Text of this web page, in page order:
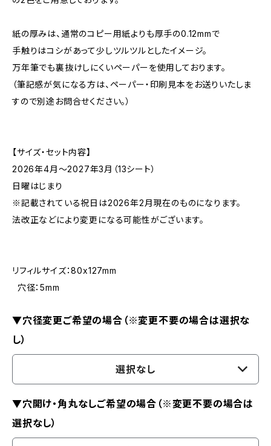
紙の厚みは、通常のコピー用紙よりも厚手の0.12mmで
手触りはコシがあって少しツルツルとしたイメージ。
万年筆でも裏抜けしにくいペーパーを使用しております。
（筆記感が気になる方は、ペーパー・印刷見本をお送りいたしま
すので別途お問合せください。）
【サイズ・セット内容】
2026年4月〜2027年3月（13シート）
日曜はじまり
※記載されている祝日は2026年2月現在のものになります。
法改正などにより変更になる可能性がございます。
リフィルサイズ：80x127mm
穴径：5mm
▼穴径変更ご希望の場合（※変更不要の場合は選択な
し）
選択なし
▼穴開け・角丸なしご希望の場合（※変更不要の場合は
選択なし）